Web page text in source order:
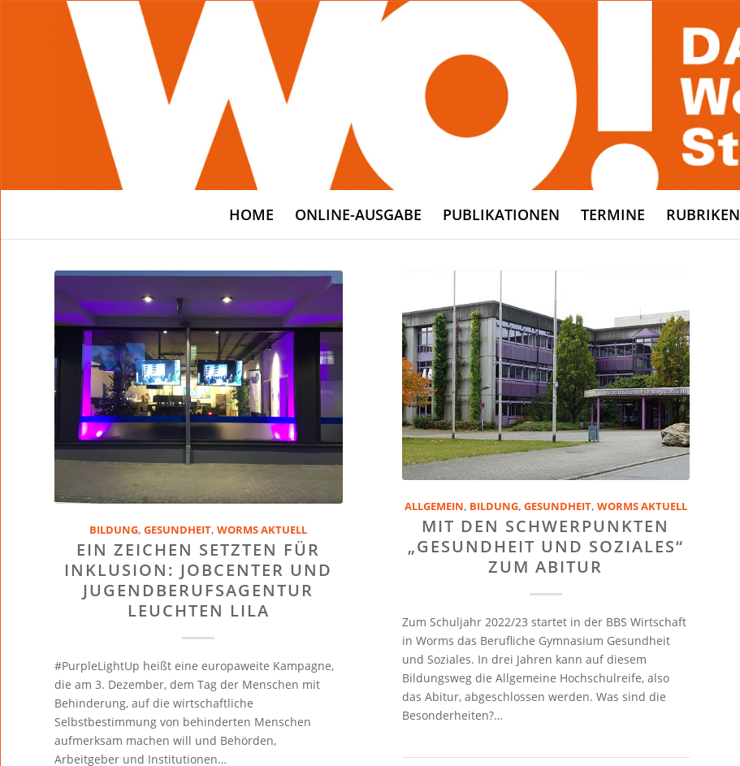
HOME ONLINE-AUSGABE PUBLIKATIONEN TERMINE RUBRIKEN
BILDUNG,GESUNDHEIT,WORMS AKTUELL
EIN ZEICHEN SETZTEN FÜR
INKLUSION: JOBCENTER UND
JUGENDBERUFSAGENTUR
LEUCHTEN LILA
#PurpleLightUp heißt eine europaweite Kampagne,
die am 3. Dezember, dem Tag der Menschen mit
Behinderung, auf die wirtschaftliche
Selbstbestimmung von behinderten Menschen
aufmerksam machen will und Behörden,
Arbeitgeber und Institutionen…
ALLGEMEIN, BILDUNG, GESUNDHEIT, WORMS AKTUELL
MIT DEN SCHWERPUNKTEN
„GESUNDHEIT UND SOZIALES“
ZUM ABITUR
Zum Schuljahr 2022/23 startet in der BBS Wirtschaft
in Worms das Berufliche Gymnasium Gesundheit
und Soziales. In drei Jahren kann auf diesem
Bildungsweg die Allgemeine Hochschulreife, also
das Abitur, abgeschlossen werden. Was sind die
Besonderheiten?…